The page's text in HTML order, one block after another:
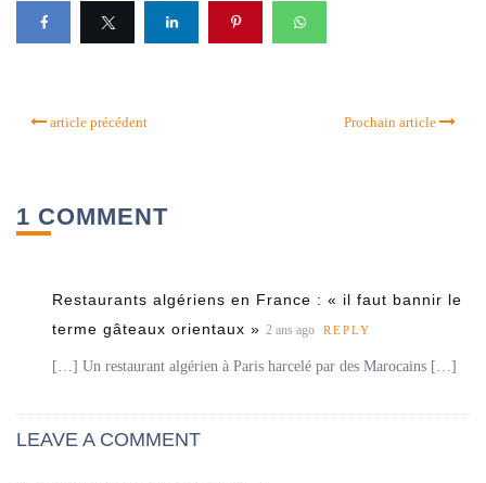
article précédent Prochain article
1 COMMENT
Restaurants algériens en France : « il faut bannir le
terme gâteaux orientaux » 2 ans ago REPLY
[…] Un restaurant algérien à Paris harcelé par des Marocains […]
LEAVE A COMMENT